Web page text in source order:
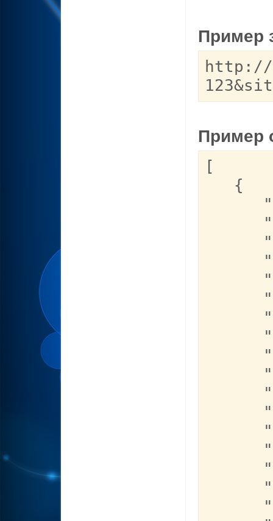
Пример
http://
Пример
[